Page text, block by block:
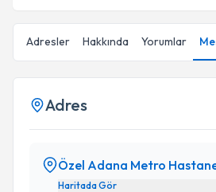
Adresler Hakkında Yorumlar
Adres
Özel Adana Metro
Haritada Gör